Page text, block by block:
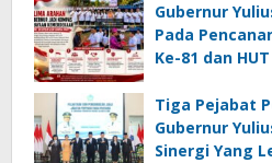
Gubernur
Pada
Ke-81 dan
Tiga Pejabat
Gubernur
Sinergi Yang